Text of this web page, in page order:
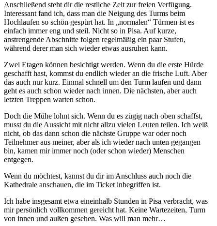
Anschließend steht dir die restliche Zeit zur freien Verfügung.
Interessant fand ich, dass man die Neigung des Turms beim
Hochlaufen so schön gespürt hat. In „normalen“ Türmen ist es
einfach immer eng und steil. Nicht so in Pisa. Auf kurze,
anstrengende Abschnitte folgen regelmäßig ein paar Stufen,
während derer man sich wieder etwas ausruhen kann.
Zwei Etagen können besichtigt werden. Wenn du die erste Hürde
geschafft hast, kommst du endlich wieder an die frische Luft. Aber
das auch nur kurz. Einmal schnell um den Turm laufen und dann
geht es auch schon wieder nach innen. Die nächsten, aber auch
letzten Treppen warten schon.
Doch die Mühe lohnt sich. Wenn du es zügig nach oben schaffst,
musst du die Aussicht mit nicht allzu vielen Leuten teilen. Ich weiß
nicht, ob das dann schon die nächste Gruppe war oder noch
Teilnehmer aus meiner, aber als ich wieder nach unten gegangen
bin, kamen mir immer noch (oder schon wieder) Menschen
entgegen.
Wenn du möchtest, kannst du dir im Anschluss auch noch die
Kathedrale anschauen, die im Ticket inbegriffen ist.
Ich habe insgesamt etwa eineinhalb Stunden in Pisa verbracht, was
mir persönlich vollkommen gereicht hat. Keine Wartezeiten, Turm
von innen und außen gesehen. Was will man mehr…